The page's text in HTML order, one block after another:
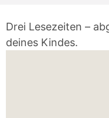
Drei Lesezeiten –
deines Kindes.